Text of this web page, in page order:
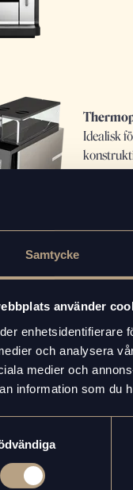
Samtycke
använder
enhetsidentifierare
och analysera
medier och
information som du
Idealisk
Läs mer
Lua
En
med